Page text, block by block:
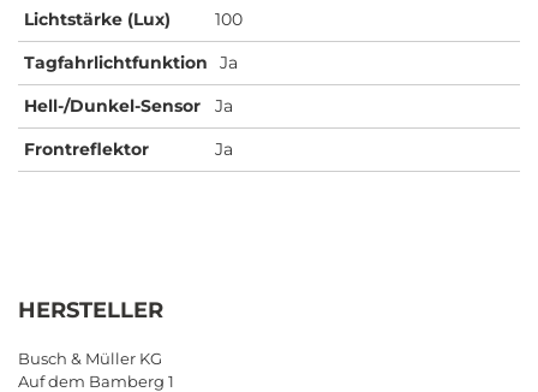
Lichtstärke (Lux)
100
Tagfahrlichtfunktion
Ja
Hell-/Dunkel-Sensor
Ja
Frontreflektor
Ja
HERSTELLER
Busch & Müller KG
Auf dem Bamberg 1